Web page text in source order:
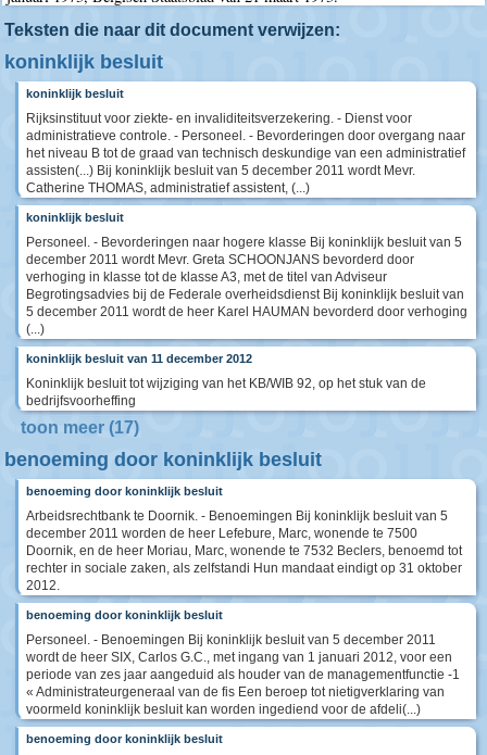
Teksten die naar dit document verwijzen:
koninklijk besluit
koninklijk besluit
Rijksinstituut voor ziekte- en invaliditeitsverzekering. - Dienst voor
administratieve controle. - Personeel. - Bevorderingen door overgang naar
het niveau B tot de graad van technisch deskundige van een administratief
assisten(...) Bij koninklijk besluit van 5 december 2011 wordt Mevr.
Catherine THOMAS, administratief assistent, (...)
koninklijk besluit
Personeel. - Bevorderingen naar hogere klasse Bij koninklijk besluit van 5
december 2011 wordt Mevr. Greta SCHOONJANS bevorderd door
verhoging in klasse tot de klasse A3, met de titel van Adviseur
Begrotingsadvies bij de Federale overheidsdienst Bij koninklijk besluit van
5 december 2011 wordt de heer Karel HAUMAN bevorderd door verhoging
(...)
koninklijk besluit van 11 december 2012
Koninklijk besluit tot wijziging van het KB/WIB 92, op het stuk van de
bedrijfsvoorheffing
toon meer (17)
benoeming door koninklijk besluit
benoeming door koninklijk besluit
Arbeidsrechtbank te Doornik. - Benoemingen Bij koninklijk besluit van 5
december 2011 worden de heer Lefebure, Marc, wonende te 7500
Doornik, en de heer Moriau, Marc, wonende te 7532 Beclers, benoemd tot
rechter in sociale zaken, als zelfstandi Hun mandaat eindigt op 31 oktober
2012.
benoeming door koninklijk besluit
Personeel. - Benoemingen Bij koninklijk besluit van 5 december 2011
wordt de heer SIX, Carlos G.C., met ingang van 1 januari 2012, voor een
periode van zes jaar aangeduid als houder van de managementfunctie -1
« Administrateurgeneraal van de fis Een beroep tot nietigverklaring van
voormeld koninklijk besluit kan worden ingediend voor de afdeli(...)
benoeming door koninklijk besluit